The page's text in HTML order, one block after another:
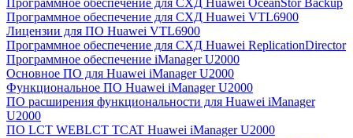
Программное обеспечение для СХД Huawei OceanStor Backup
Программное обеспечение для СХД Huawei VTL6900
Лицензии для ПО Huawei VTL6900
Программное обеспечение для СХД Huawei ReplicationDirector
Программное обеспечение iManager U2000
Основное ПО для Huawei iManager U2000
Функциональное ПО Huawei iManager U2000
ПО расширения функциональности для Huawei iManager
U2000
ПО LCT WEBLCT TCAT Huawei iManager U2000